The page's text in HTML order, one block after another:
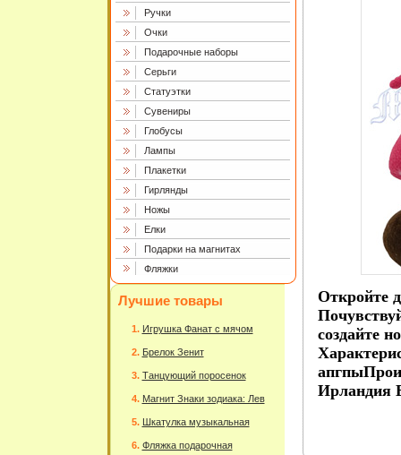
Ручки
Очки
Подарочные наборы
Серьги
Статуэтки
Сувениры
Глобусы
Лампы
Плакетки
Гирлянды
Ножы
Елки
Подарки на магнитах
Фляжки
Лучшие товары
Игрушка Фанат с мячом
Брелок Зенит
Танцующий поросенок
Магнит Знаки зодиака: Лев
Шкатулка музыкальная
Фляжка подарочная
Откройте
создайте
Ирландия